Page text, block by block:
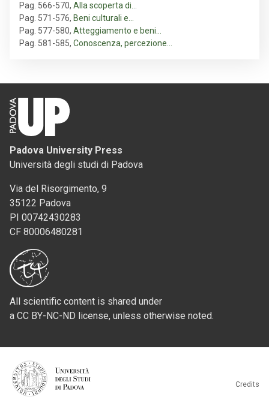
Pag. 566-570, Alla scoperta di…
Pag. 571-576, Beni culturali e…
Pag. 577-580, Atteggiamento e beni…
Pag. 581-585, Conoscenza, percezione…
Padova University Press
Università degli studi di Padova
Via del Risorgimento, 9
35122 Padova
PI 00742430283
CF 80006480281
All scientific content is shared under
a CC BY-NC-ND license, unless otherwise noted.
Credits